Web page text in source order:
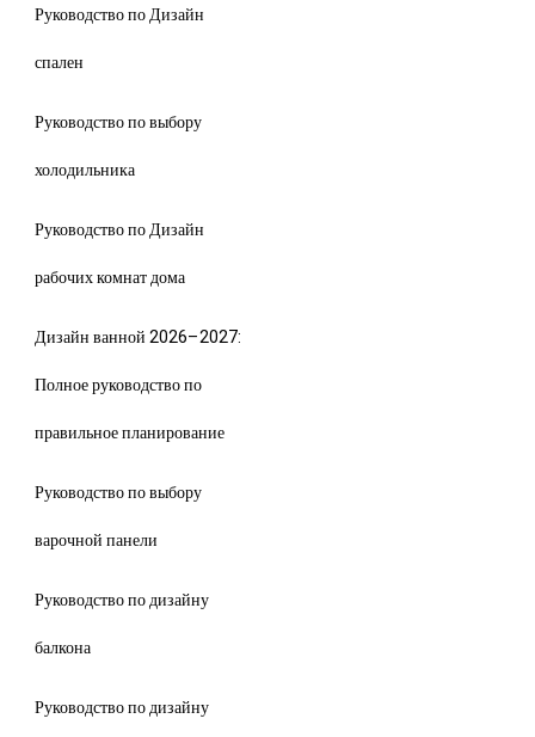
Руководство по Дизайн
спален
Руководство по выбору
холодильника
Руководство по Дизайн
рабочих комнат дома
Дизайн ванной 2026–2027:
Полное руководство по
правильное планирование
Руководство по выбору
варочной панели
Руководство по дизайну
балкона
Руководство по дизайну